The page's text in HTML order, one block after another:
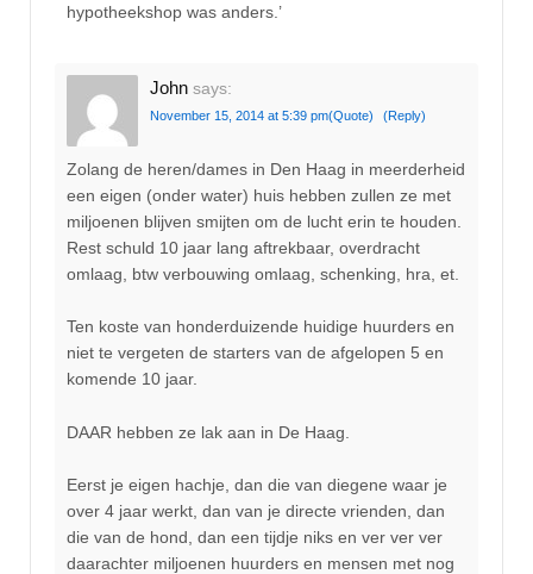
hypotheekshop was anders.’
John says:
November 15, 2014 at 5:39 pm(Quote) (Reply)
Zolang de heren/dames in Den Haag in meerderheid
een eigen (onder water) huis hebben zullen ze met
miljoenen blijven smijten om de lucht erin te houden.
Rest schuld 10 jaar lang aftrekbaar, overdracht
omlaag, btw verbouwing omlaag, schenking, hra, et.
Ten koste van honderduizende huidige huurders en
niet te vergeten de starters van de afgelopen 5 en
komende 10 jaar.
DAAR hebben ze lak aan in De Haag.
Eerst je eigen hachje, dan die van diegene waar je
over 4 jaar werkt, dan van je directe vrienden, dan
die van de hond, dan een tijdje niks en ver ver ver
daarachter miljoenen huurders en mensen met nog